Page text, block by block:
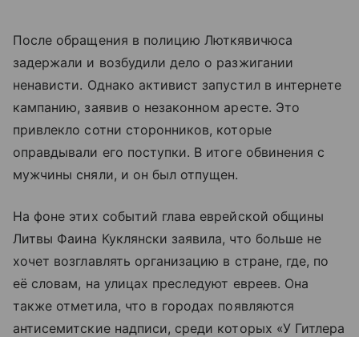
После обращения в полицию Люткявичюса
задержали и возбудили дело о разжигании
ненависти. Однако активист запустил в интернете
кампанию, заявив о незаконном аресте. Это
привлекло сотни сторонников, которые
оправдывали его поступки. В итоге обвинения с
мужчины сняли, и он был отпущен.
На фоне этих событий глава еврейской общины
Литвы Фаина Куклянски заявила, что больше не
хочет возглавлять организацию в стране, где, по
её словам, на улицах преследуют евреев. Она
также отметила, что в городах появляются
антисемитские надписи, среди которых «У Гитлера